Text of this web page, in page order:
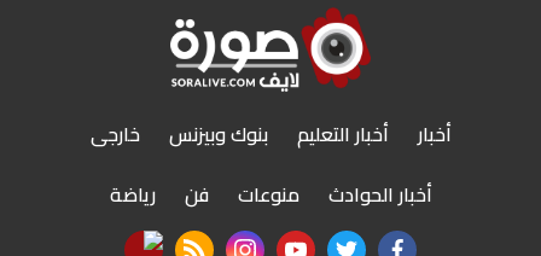
أخبار أخبار التعليم بنوك وبيزنس
خارجى
أخبار الحوادث
منوعات فن
رياضة
facebook
twitter
youtube
instagram
rss feed
nabd app